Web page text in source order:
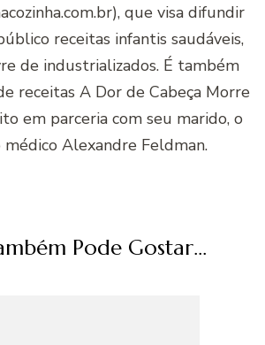
que visa difundir
receitas infantis saudáveis,
de industrializados. É também
receitas A Dor de Cabeça Morre
em parceria com seu marido, o
médico Alexandre Feldman.
Pode Gostar...